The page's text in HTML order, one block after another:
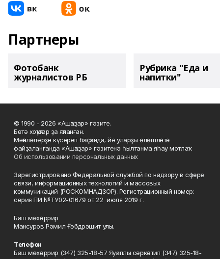
Партнеры
Фотобанк
журналистов РБ
Рубрика "Еда и
напитки"
© 1990 - 2026 «Ашҡаҙар» гәзите.
Бөтә хоҡуҡтар ҙа яҡланған.
Мәҡәләләрҙе күсереп баҫҡанда, йә уларҙы өлөшләтә
файҙаланғанда «Ашҡаҙар» гәзитенә һылтанма яһау мотлаҡ.
Об использовании персональных данных
Зарегистрировано Федеральной службой по надзору в сфере
связи, информационных технологий и массовых
коммуникаций (РОСКОМНАДЗОР). Регистрационный номер:
серия ПИ №ТУ02-01679 от 22 июля 2019 г.
Баш мөхәррир
Мансуров Рәмил Ғәбдрәшит улы.
Телефон
Баш мөхәррир (347) 325-18-57 Яуаплы сәркәтип (347) 325-18-